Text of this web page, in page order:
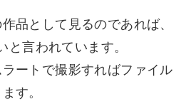
品として見るのであれば、
と言われています。
ートで撮影すればファイル
す。